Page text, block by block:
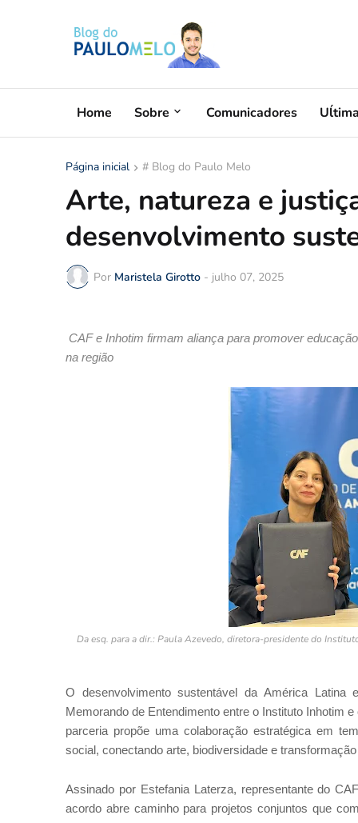
Home Sobre Comunicadores
Página inicial # Blog do Paulo Melo
Arte, natureza e
desenvolvimento
Por Maristela Girotto - julho 07, 2025
CAF e Inhotim firmam aliança para promover
na região
Da esq. para a dir.: Paula Azevedo, diretora-presidente do
O desenvolvimento sustentável da América
Memorando de Entendimento entre o Instituto Inhotim
parceria propõe uma colaboração estratégica em
social, conectando arte, biodiversidade e
Assinado por Estefania Laterza, representante do
acordo abre caminho para projetos conjuntos que